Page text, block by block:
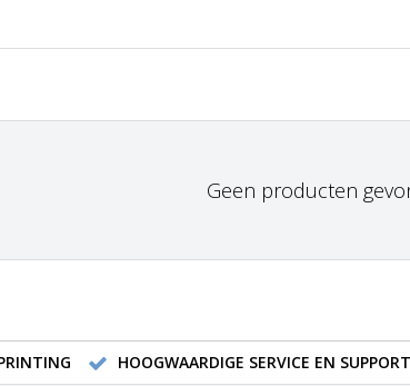
Geen producten
HOOGWAARDIGE SERVICE EN SUPPORT